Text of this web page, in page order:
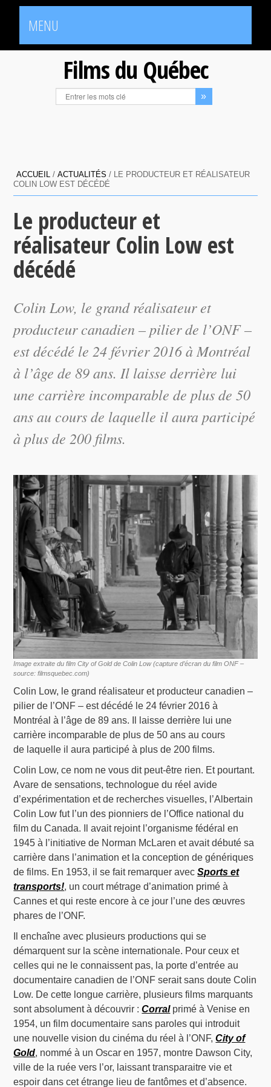
MENU
Films du Québec
ACCUEIL /ACTUALITÉS / LE PRODUCTEUR ET RÉALISATEUR
COLIN LOW EST DÉCÉDÉ
Le producteur et
réalisateur Colin Low est
décédé
Colin Low, le grand réalisateur et
producteur canadien – pilier de l’ONF –
est décédé le 24 février 2016 à Montréal
à l’âge de 89 ans. Il laisse derrière lui
une carrière incomparable de plus de 50
ans au cours de laquelle il aura participé
à plus de 200 films.
Image extraite du film City of Gold de Colin Low (capture d’écran du film ONF –
source: filmsquebec.com)
Colin Low, le grand réalisateur et producteur canadien –
pilier de l’ONF – est décédé le 24 février 2016 à
Montréal à l’âge de 89 ans. Il laisse derrière lui une
carrière incomparable de plus de 50 ans au cours
de laquelle il aura participé à plus de 200 films.
Colin Low, ce nom ne vous dit peut-être rien. Et pourtant.
Avare de sensations, technologue du réel avide
d’expérimentation et de recherches visuelles, l’Albertain
Colin Low fut l’un des pionniers de l’Office national du
film du Canada. Il avait rejoint l’organisme fédéral en
1945 à l’initiative de Norman McLaren et avait débuté sa
carrière dans l’animation et la conception de génériques
de films. En 1953, il se fait remarquer avecSports et
transports!, un court métrage d’animation primé à
Cannes et qui reste encore à ce jour l’une des œuvres
phares de l’ONF.
Il enchaîne avec plusieurs productions qui se
démarquent sur la scène internationale. Pour ceux et
celles qui ne le connaissent pas, la porte d’entrée au
documentaire canadien de l’ONF serait sans doute Colin
Low. De cette longue carrière, plusieurs films marquants
sont absolument à découvrir :Corralprimé à Venise en
1954, un film documentaire sans paroles qui introduit
une nouvelle vision du cinéma du réel à l’ONF,City of
Gold, nommé à un Oscar en 1957, montre Dawson City,
ville de la ruée vers l’or, laissant transparaitre vie et
espoir dans cet étrange lieu de fantômes et d’absence.